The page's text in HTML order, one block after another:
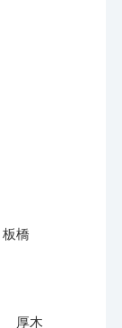
板橋
厚木